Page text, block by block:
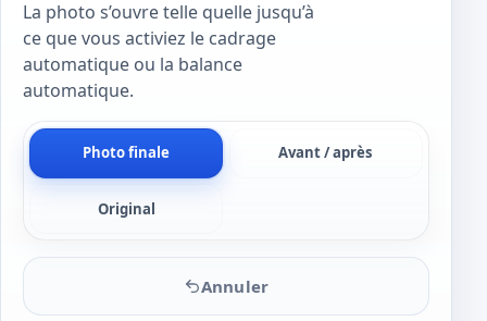
La photo s’ouvre telle quelle jusqu’à
ce que vous activiez le cadrage
automatique ou la balance
automatique.
Photo finale Avant / après
Original
Annuler